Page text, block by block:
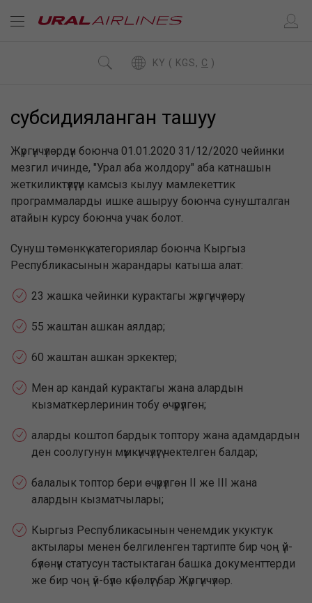
KY ( KGS, C )
субсидияланган ташуу
Жүргүнчүлөрдүн боюнча 01.01.2020 31/12/2020 чейинки
мезгил ичинде, "Урал аба жолдору" аба катнашын
жеткиликтүүлүгүн камсыз кылуу мамлекеттик
программаларды ишке ашыруу боюнча сунушталган
атайын курсу боюнча учак болот.
Сунуш төмөнкү категориялар боюнча Кыргыз
Республикасынын жарандары катыша алат:
23 жашка чейинки курактагы жүргүнчүлөрү;
55 жаштан ашкан аялдар;
60 жаштан ашкан эркектер;
Мен ар кандай курактагы жана алардын
кызматкерлеринин тобу өчүрүлгөн;
аларды коштоп бардык топтору жана адамдардын
ден соолугунун мүмкүнчүлүгү чектелген балдар;
балалык топтор бери өчүрүлгөн II же III жана
алардын кызматчылары;
Кыргыз Республикасынын ченемдик укуктук
актылары менен белгиленген тартипте бир чоң үй-
бүлөнүн статусун тастыктаган башка документтерди
же бир чоң үй-бүлө күбөлүгү бар Жүргүнчүлөр.